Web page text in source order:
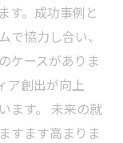
す。成功事例と
で協力し合い、
ケースがありま
ア創出が向上
ます。 未来の就
すます高まりま